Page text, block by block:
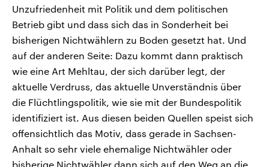
Unzufriedenheit mit Politik und dem politischen
Betrieb gibt und dass sich das in Sonderheit bei
bisherigen Nichtwählern zu Boden gesetzt hat. Und
auf der anderen Seite: Dazu kommt dann praktisch
wie eine Art Mehltau, der sich darüber legt, der
aktuelle Verdruss, das aktuelle Unverständnis über
die Flüchtlingspolitik, wie sie mit der Bundespolitik
identifiziert ist. Aus diesen beiden Quellen speist sich
offensichtlich das Motiv, dass gerade in Sachsen-
Anhalt so sehr viele ehemalige Nichtwähler oder
bisherige Nichtwähler dann sich auf den Weg an die